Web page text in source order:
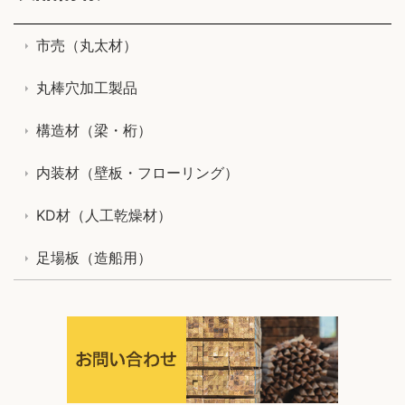
市売（丸太材）
丸棒穴加工製品
構造材（梁・桁）
内装材（壁板・フローリング）
KD材（人工乾燥材）
足場板（造船用）